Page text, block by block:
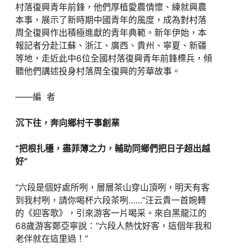
村落復興青年前鋒，他們厚植愛農情懷、練就興農
本事，展示了新時期中國青年的風度，成為對村落
周全復興作出積極進獻的青年典範。新年伊始，本
報記者分赴江蘇、浙江、廣西、貴州、寧夏、新疆
等地，走近此中6位全國村落復興青年前鋒標兵，傾
聽他們講述投身村落周全復興的芳華故事。
——編 者
沉下往，奔向鄉村干事創業
“把根扎穩，盡菲薄之力，輔助同鄉們把日子超出越
好”
“六段是個好處所咧，層層茶山穿山頂咧，明天有客
到我村咧，請你喝杯六段茶咧……”汪云貴一首婉轉
的《迎客歌》，引來游客一片喝采。來自黑龍江的
68歲游客鄭亞寧說：“六段人熱忱好客，這個年我和
老伴就在這里過！”